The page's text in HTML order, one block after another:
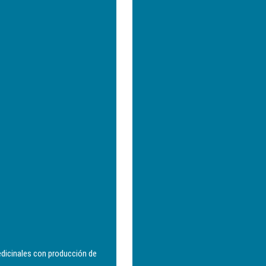
con producción de